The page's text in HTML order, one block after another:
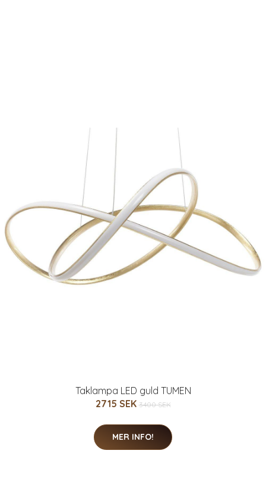
Taklampa LED guld TUMEN
2715 SEK 3400 SEK
MER INFO!